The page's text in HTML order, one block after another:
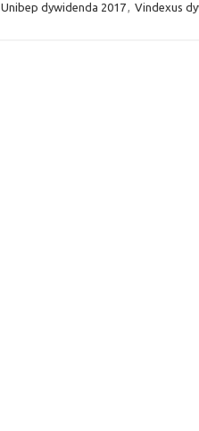
Unibep dywidenda 2017, Vindexus